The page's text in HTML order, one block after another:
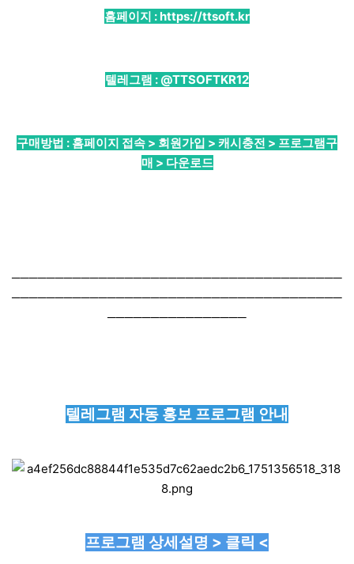
홈페이지 :https://ttsoft.kr
텔레그램 : @TTSOFTKR12
구매방법 : 홈페이지 접속 > 회원가입 > 캐시충전 > 프로그램구
매 > 다운로드
──────────────────────────────────────
──────────────────────────────────────
────────────────
텔레그램 자동 홍보 프로그램 안내
프로그램 상세설명 > 클릭 <